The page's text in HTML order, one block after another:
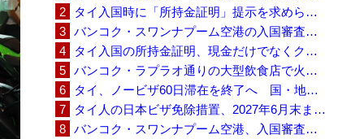
タイ入国時に「所持金証明」提示を求められる場合も、タイ政府観光庁が外国人旅行者に再周知
バンコク・スワンナプーム空港の入国審査に長蛇の列、SNSで「3～4時間待ち」との投稿が拡散
タイ入国の所持金証明、現金だけでなくクレジットカードや銀行明細も提示可能
バンコク・ラプラオ通りの大型飲食店で火災、27人死亡・多数負傷
タイ、ノービザ60日滞在を終了へ 国・地域別に30日・15日へ再編
タイ人の日本ビザ免除措置、2027年6月末まで延長 不安広がる中でひとまず安堵
バンコク・スワンナプーム空港、入国審査で2～3時間待ちの時間帯も 審査厳格化と人員不足が影響か